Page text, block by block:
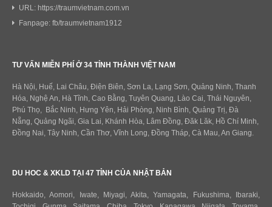
URL: https://traumvietnam.com.vn
Fanpage: fb/traumvietnam1912
TƯ VẤN MIỄN PHÍ Ở 34 TỈNH THÀNH VIỆT NAM
Hà Nội, Huế, Lai Châu, Điện Biên, Sơn La, Lạng Sơn, Quảng Ninh, Thanh
Hóa, Nghệ An, Hà Tĩnh, Cao Bằng, Tuyên Quang, Lào Cai, Thái Nguyên,
Phú Thọ, Bắc Ninh, Hưng Yên, Hải Phòng, Ninh Bình, Quảng Trị, Đà
Nẵng, Quảng Ngãi, Gia Lai, Khánh Hòa, Lâm Đồng, Đăk Lăk, Hồ Chí Minh,
Đồng Nai, Tây Ninh, Cần Thơ, Vĩnh Long, Đồng Tháp, Cà Mau, An Giang.
DU HOC & XKLD TẠI 47 TỈNH CỦA NHẬT BẢN
Hokkaido,Aomori, Iwate, Miyagi,Akita,Yamagata, Fukushima, Ibaraki,